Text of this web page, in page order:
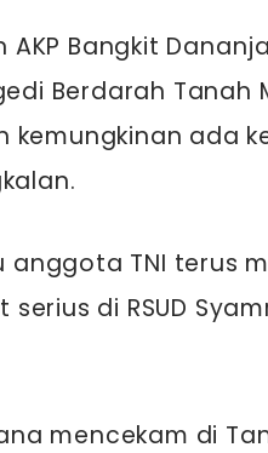
AKP Bangkit
Berdarah Tanah
kemungkinan ada
TNI terus
di RSUD
mencekam di